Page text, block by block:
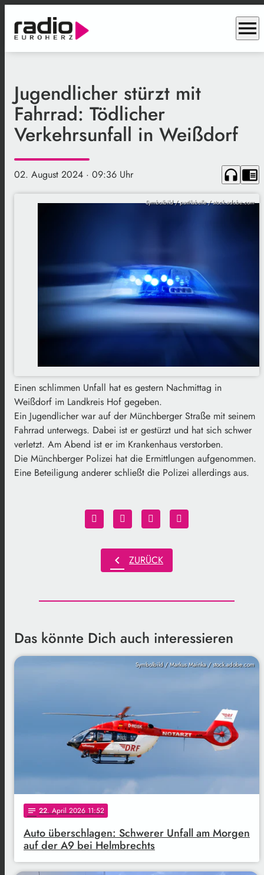
menu
Jugendlicher stürzt mit
Fahrrad: Tödlicher
Verkehrsunfall in Weißdorf
02. August 2024 · 09:36 Uhr headphones chrome_reader_mode
Symbolbild / pattilabelle / stock.adobe.com
Einen schlimmen Unfall hat es gestern Nachmittag in
Weißdorf im Landkreis Hof gegeben.
Ein Jugendlicher war auf der Münchberger Straße mit seinem
Fahrrad unterwegs. Dabei ist er gestürzt und hat sich schwer
verletzt. Am Abend ist er im Krankenhaus verstorben.
Die Münchberger Polizei hat die Ermittlungen aufgenommen.
Eine Beteiligung anderer schließt die Polizei allerdings aus.
chevron_left ZURÜCK
Das könnte Dich auch interessieren
Symbolbild / Markus Mainka / stock.adobe.com
notes 22. April 2026 11:52
Auto überschlagen: Schwerer Unfall am Morgen
auf der A9 bei Helmbrechts